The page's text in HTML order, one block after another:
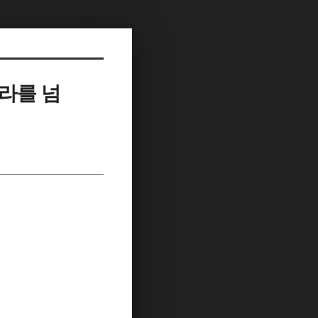
를 넘